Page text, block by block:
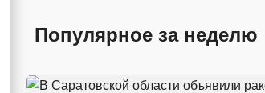
Популярное за неделю